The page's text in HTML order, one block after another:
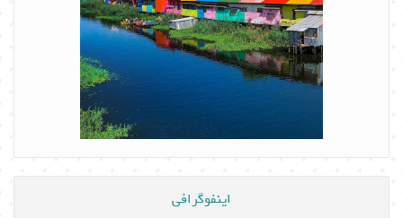
اینفوگرافی